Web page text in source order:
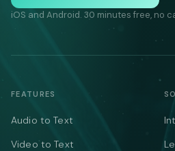
iOS and Android. 30 minutes free, no
FEATURES
Audio to Text
Video to Text